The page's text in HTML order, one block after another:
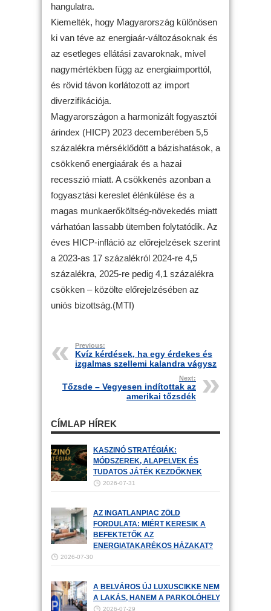
hangulatra.
Kiemelték, hogy Magyarország különösen
ki van téve az energiaár-változásoknak és
az esetleges ellátási zavaroknak, mivel
nagymértékben függ az energiaimporttól,
és rövid távon korlátozott az import
diverzifikációja.
Magyarországon a harmonizált fogyasztói
árindex (HICP) 2023 decemberében 5,5
százalékra mérséklődött a bázishatások, a
csökkenő energiaárak és a hazai
recesszió miatt. A csökkenés azonban a
fogyasztási kereslet élénkülése és a
magas munkaerőköltség-növekedés miatt
várhatóan lassabb ütemben folytatódik. Az
éves HICP-infláció az előrejelzések szerint
a 2023-as 17 százalékról 2024-re 4,5
százalékra, 2025-re pedig 4,1 százalékra
csökken – közölte előrejelzésében az
uniós bizottság.(MTI)
Previous:
Kvíz kérdések, ha egy érdekes és
izgalmas szellemi kalandra vágysz
Next:
Tőzsde – Vegyesen indítottak az
amerikai tőzsdék
CÍMLAP HÍREK
KASZINÓ STRATÉGIÁK:
MÓDSZEREK, ALAPELVEK ÉS
TUDATOS JÁTÉK KEZDŐKNEK
2026-07-31
AZ INGATLANPIAC ZÖLD
FORDULATA: MIÉRT KERESIK A
BEFEKTETŐK AZ
ENERGIATAKARÉKOS HÁZAKAT?
2026-07-30
A BELVÁROS ÚJ LUXUSCIKKE NEM
A LAKÁS, HANEM A PARKOLÓHELY
2026-07-29